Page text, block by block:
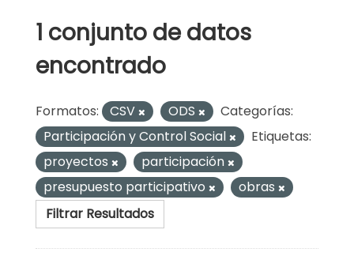
1 conjunto de datos
encontrado
Formatos: CSV ODS
Categorías:
Participación y Control Social
Etiquetas:
proyectos
participación
presupuesto participativo
obras
Filtrar Resultados